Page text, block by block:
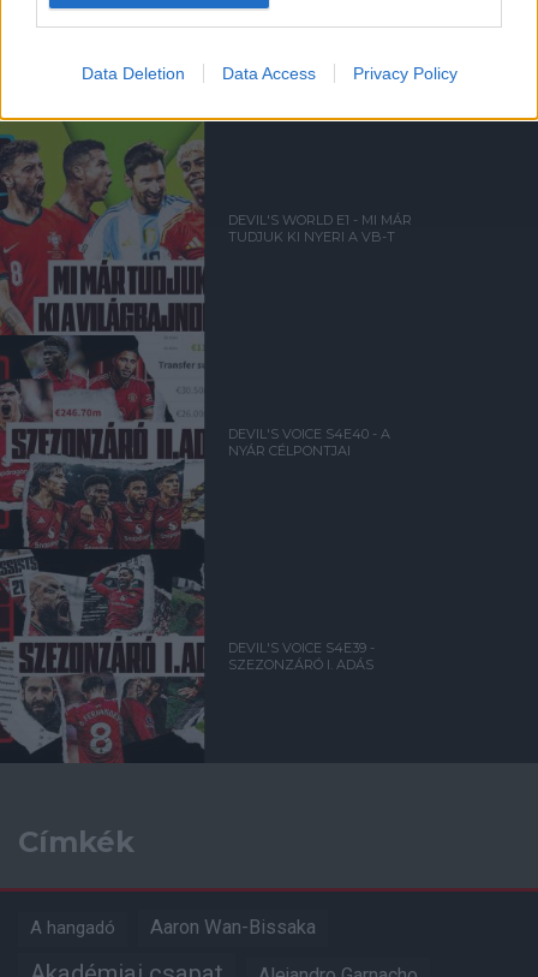
Data Deletion Data Access Privacy Policy
CSOPORTKÖR ÖRDÖGI
SZEMMEL
DEVIL'S WORLD E1 - MI MÁR
TUDJUK KI NYERI A VB-T
DEVIL'S VOICE S4E40 - A
NYÁR CÉLPONTJAI
DEVIL'S VOICE S4E39 -
SZEZONZÁRÓ I. ADÁS
Címkék
A hangadó Aaron Wan-Bissaka